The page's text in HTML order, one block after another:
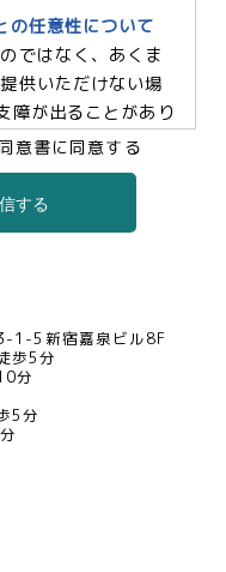
の任意性について
ではなく、あくま
供いただけない場
障が出ることがあり
て
データについて利
・追加・削除、利
意書に同意する
する
1-5新宿嘉泉ビル8F
歩5分
分
5分